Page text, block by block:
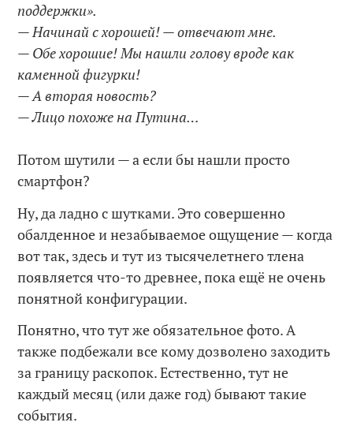
поддержки».
— Начинай с хорошей! — отвечают мне.
— Обе хорошие! Мы нашли голову вроде как
каменной фигурки!
— А вторая новость?
— Лицо похоже на Путина…
Потом шутили — а если бы нашли просто
смартфон?
Ну, да ладно с шутками. Это совершенно
обалденное и незабываемое ощущение — когда
вот так, здесь и тут из тысячелетнего тлена
появляется что-то древнее, пока ещё не очень
понятной конфигурации.
Понятно, что тут же обязательное фото. А
также подбежали все кому дозволено заходить
за границу раскопок. Естественно, тут не
каждый месяц (или даже год) бывают такие
события.